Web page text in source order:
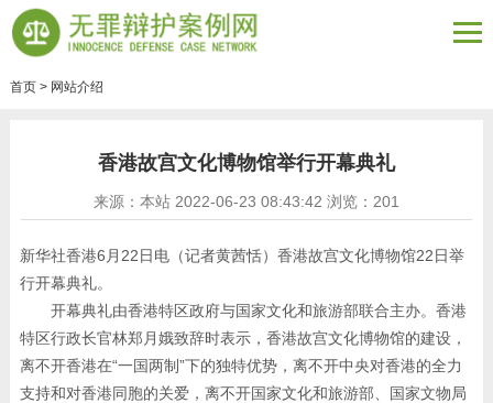
首页> 网站介绍
香港故宫文化博物馆举行开幕典礼
来源：本站 2022-06-23 08:43:42 浏览： 201
新华社香港6月22日电（记者黄茜恬）香港故宫文化博物馆22日举
行开幕典礼。
开幕典礼由香港特区政府与国家文化和旅游部联合主办。香港
特区行政长官林郑月娥致辞时表示，香港故宫文化博物馆的建设，
离不开香港在“一国两制”下的独特优势，离不开中央对香港的全力
支持和对香港同胞的关爱，离不开国家文化和旅游部、国家文物局